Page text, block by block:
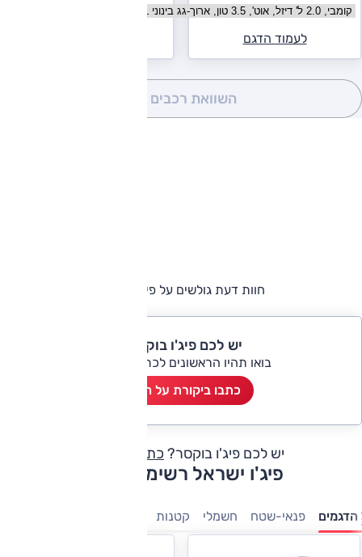
בחר גרסה פורד טרנזיט
לעמוד הדגם
השוואת רכבים
חוות דעת גולשים על פיג'ו בוקסר
יש לכם פיג'ו בוקסר?
בואו תהיו הראשונים לכתוב ביקורת
כתבו ביקורת על הרכב
יש לכם פיג'ו בוקסר? כתבו חוות דעת
פיג'ו ישראל רשימת דגמים
הדגמים פנאי-שטח חשמלי קטנות